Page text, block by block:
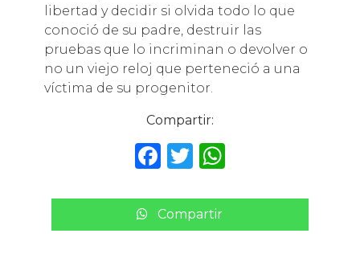
libertad y decidir si olvida todo lo que
conoció de su padre, destruir las
pruebas que lo incriminan o devolver o
no un viejo reloj que perteneció a una
víctima de su progenitor.
Compartir:
F
c
e
T
it
te
W
a
ts
Compartir